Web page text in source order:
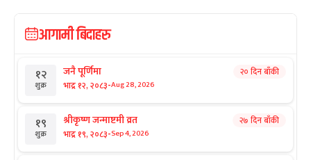
आगामी बिदाहरु
१२
शुक्र
जनै पूर्णिमा
भाद्र १२, २०८३-Aug 28, 2026
२० दिन बाँकी
१९
शुक्र
श्रीकृष्ण जन्माष्टमी व्रत
भाद्र १९, २०८३-Sep 4, 2026
२७ दिन बाँकी